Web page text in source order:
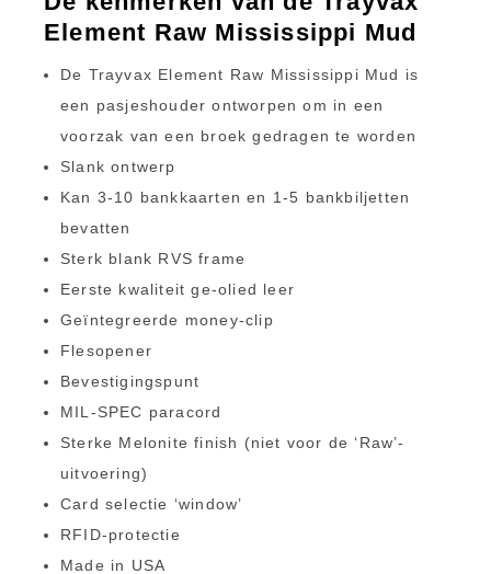
Element Raw Mississippi Mud
De Trayvax Element Raw Mississippi Mud is
een pasjeshouder ontworpen om in een
voorzak van een broek gedragen te worden
Slank ontwerp
Kan 3-10 bankkaarten en 1-5 bankbiljetten
bevatten
Sterk blank RVS frame
Eerste kwaliteit ge-olied leer
Geïntegreerde money-clip
Flesopener
Bevestigingspunt
MIL-SPEC paracord
Sterke Melonite finish (niet voor de ‘Raw’-
uitvoering)
Card selectie ‘window’
RFID-protectie
Made in USA